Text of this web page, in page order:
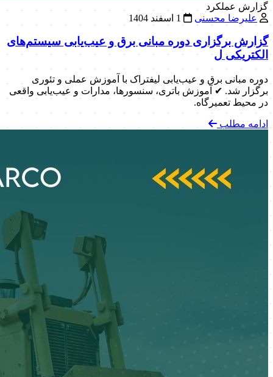
گزارش عملکرد
علیرضا محسنی
گزارش برگزاری دوره مبانی برق و عیب‌یابی سیستم‌های
الکتریکی ل
دوره مبانی برق و عیب‌یابی لیفتراک با آموزش عملی و تئوری
برگزار شد. ✔ آموزش باتری، سنسورها، مدارات و عیب‌یابی واقعی
در محیط تعمیرگاه.
ادامه مطلب